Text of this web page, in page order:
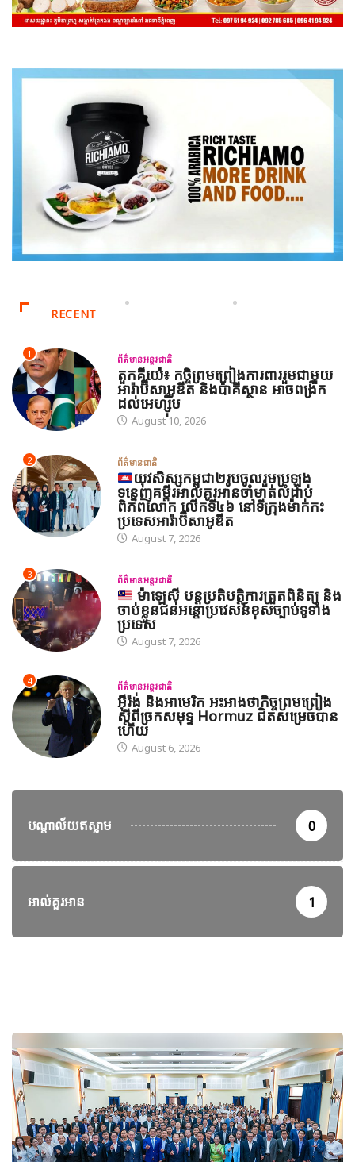
RECENT
1 ព័ត៌មានអន្តរជាតិ
តួកគីយ៉េ៖ កចិ្ចព្រមព្រៀងការពាររួមជាមួយ
អារ៉ាប៊ីសាអូឌីត និងប៉ាគីស្ថាន អាចពង្រីក
ដល់អេហ្ស៊ីប
August 10, 2026
2 ព័ត៌មានជាតិ
យុវសិស្សកម្ពុជា២រូបចូលរួមប្រឡង
ទន្ទេញគម្ពីរអាល់គូរអានចាំមាត់លំដាប់
ពិភពលោក លើកទី៤៦ នៅទីក្រុងម៉ាក់កះ
ប្រទេសអារ៉ាប៊ីសាអូឌីត
August 7, 2026
3 ព័ត៌មានអន្តរជាតិ
ម៉ាឡេស៊ី បន្តប្រតិបត្តិការត្រួតពិនិត្យ និង
ចាប់ខ្លួនជនអន្តោប្រវេសន៍ខុសច្បាប់ទូទាំង
ប្រទេស
August 7, 2026
4 ព័ត៌មានអន្តរជាតិ
អ៊ីរ៉ង់ និងអាមេរិក អះអាងថាកិច្ចព្រមព្រៀង
ស្តីពីច្រកសមុទ្ទ Hormuz ជិតសម្រេចបាន
ហើយ
August 6, 2026
បណ្តាល័យឥស្លាម 0
អាល់គួរអាន 1